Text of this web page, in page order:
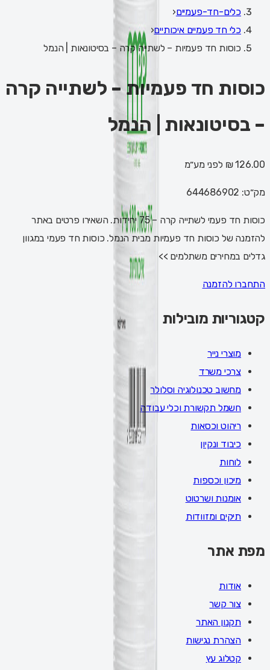
כלים-חד-פעמיים‹
כלי חד פעמיים איכותיים‹
כוסות חד פעמיות – לשתייה קרה – בסיטונאות | הנמל
כוסות חד פעמיות – לשתייה קרה
– בסיטונאות | הנמל
126.00 ₪ לפני מע״מ
מק״ט: 644686902
כוסות חד פעמי לשתייה קרה – 75 יחידות. השאירו פרטים באתר
להזמנה של כוסות חד פעמיות מבית הנמל. כוסות חד פעמי במגוון
גדלים במחירים משתלמים >>
התחברו להזמנה
קטגוריות מובילות
מוצרי נייר
צרכי משרד
מחשוב טכנולוגיה וסלולר
חשמל תקשורת וכלי עבודה
ריהוט וכסאות
כיבוד ונקיון
לוחות
מיכון וכספות
אומנות ושרטוט
תיקים ומזוודות
מפת אתר
אודות
צור קשר
תקנון האתר
הצהרת נגישות
קטלוג עץ